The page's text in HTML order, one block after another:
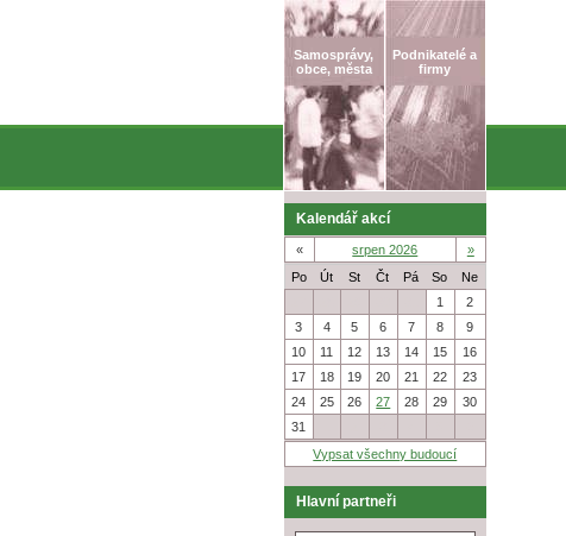
Samosprávy,
obce, města
Podnikatelé a
firmy
Kalendář akcí
« srpen 2026
»
Po
Út St Čt Pá So
Ne
1
2
3
4 5 6 7 8
9
10
11 12 13 14 15
16
17
18 19 20 21 22
23
24
25 26 27 28 29
30
31
Vypsat všechny budoucí
Hlavní partneři